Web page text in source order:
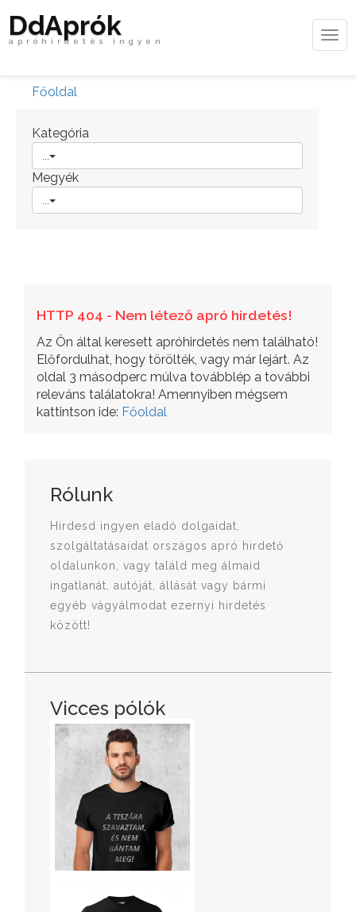
DdAprók
apróhirdetés ingyen
Főoldal
Kategória
Megyék
HTTP 404 - Nem létező apró hirdetés!
Az Ön által keresett apróhirdetés nem található!
Előfordulhat, hogy törölték, vagy már lejárt. Az
oldal 3 másodperc múlva továbblép a további
releváns találatokra! Amennyiben mégsem
kattintson ide: Főoldal
Rólunk
Hirdesd ingyen eladó dolgaidat,
szolgáltatásaidat országos apró hirdető
oldalunkon, vagy találd meg álmaid
ingatlanát, autóját, állását vagy bármi
egyéb vágyálmodat ezernyi hirdetés
között!
Vicces pólók